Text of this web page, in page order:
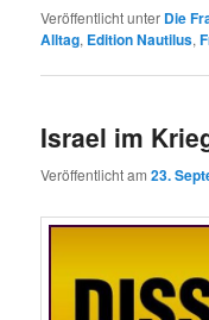
Veröffentlicht unter Die
Alltag, Edition Nautilus,
Israel im
Veröffentlicht am23.